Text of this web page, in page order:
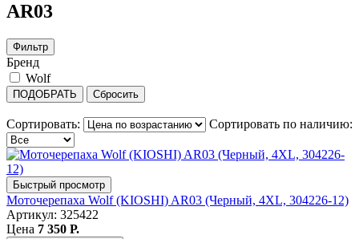
AR03
Фильтр
Бренд
Wolf
ПОДОБРАТЬ Сбросить
Сортировать: Сортировать по наличию:
Быстрый просмотр
Моточерепаха Wolf (KIOSHI) AR03 (Черный, 4XL, 304226-12)
Артикул: 325422
Цена 7 350 Р.